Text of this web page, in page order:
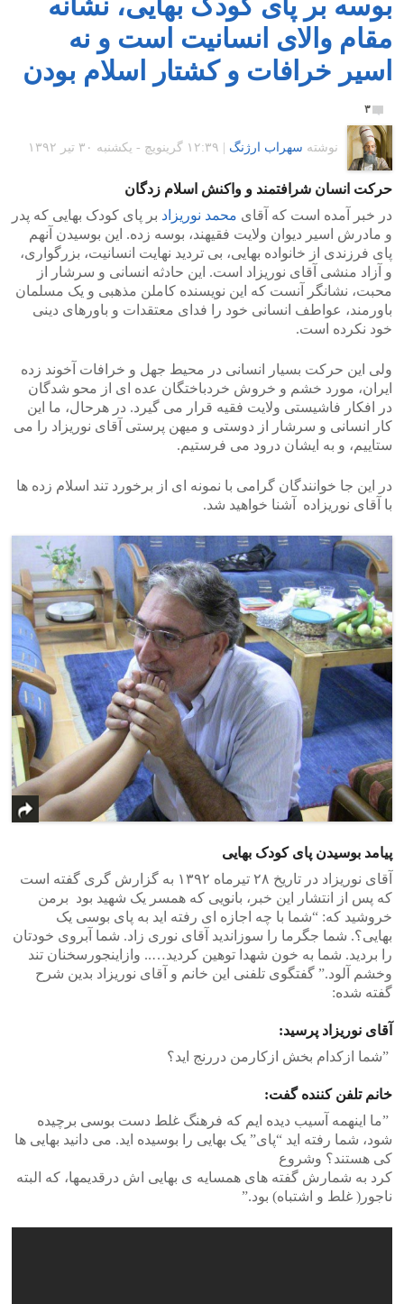
مقام والای انسانیت است و نه
اسیر خرافات و کشتار اسلام بودن
۳
نوشته سهراب ارژنگ ۱۲:۳۹ گرينويچ - یکشنبه ۳۰ تیر ۱۳۹۲
حرکت انسان شرافتمند و واکنش اسلام زدگان
در خبر آمده است که آقای محمد نوریزاد بر پای کودک بهایی که پدر
و مادرش اسیر دیوان ولایت فقیهند، بوسه زده. این بوسیدن آنهم
پای فرزندی از خانواده بهایی، بی تردید نهایت انسانیت، بزرگواری،
و آزاد منشی آقای نوریزاد است. این حادثه انسانی و سرشار از
محبت، نشانگر آنست که این نویسنده کاملن مذهبی و یک مسلمان
باورمند، عواطف انسانی خود را فدای معتقدات و باورهای دینی
خود نکرده است.
ولی این حرکت بسیار انسانی در محیط جهل و خرافات آخوند زده
ایران، مورد خشم و خروش خردباختگان عده ای از محو شدگان
در افکار فاشیستی ولایت فقیه قرار می گیرد. در هرحال، ما این
کار انسانی و سرشار از دوستی و میهن پرستی آقای نوریزاد را می
ستاییم، و به ایشان درود می فرستیم.
در این جا خوانندگان گرامی با نمونه ای از برخورد تند اسلام زده ها
با آقای نوریزاده آشنا خواهید شد.
پیامد بوسیدن پای کودک بهایی
آقای نوریزاد در تاریخ ۲۸ تیرماه ۱۳۹۲ به گزارش گری گفته است
که پس از انتشار این خبر، بانویی که همسر یک شهید بود ‫ برمن
خروشید که:‬ “شما با چه اجازه ای رفته اید به پای بوسی یک
بهایی؟. شما جگرما را سوزاندید آقای نوری زاد. شما آبروی خودتان
را بردید. شما به خون شهدا توهین کردید….. وازاینجورسخنان تند
وخشم آلود.” گفتگوی تلفنی این خانم و آقای نوریزاد بدین شرح
گفته شده:
آقای نوریزاد پرسید:
‎‫خانم تلفن کننده گفت:‬
‎ ‫”‬ما اینهمه آسیب دیده ایم که فرهنگ غلط دست بوسی برچیده
شود، شما رفته اید “پای” یک بهایی را بوسیده اید. می دانید بهایی ها
کی هستند؟ وشروع
‎کرد به شمارش گفته های همسایه ی بهایی اش درقدیمها، که البته
ناجور‫(‬ غلط و اشتباه‫)‬ بود.‫”‬